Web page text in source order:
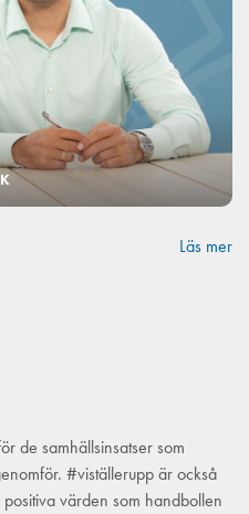
Läs mer
de samhällsinsatser som
#viställerupp är också
värden som handbollen